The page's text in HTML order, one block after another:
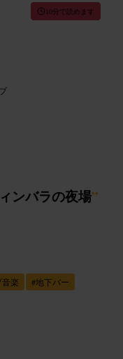
10分で読めます
ンバラの夜場”
音楽 #地下バー